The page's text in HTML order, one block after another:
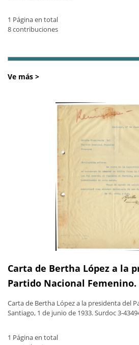
1 Página en total
8 contribuciones
Ve más >
Carta de Bertha López a la
Partido Nacional Femenino.
Carta de Bertha López a la presidenta del
Santiago, 1 de junio de 1933. Surdoc 3-
1 Página en total